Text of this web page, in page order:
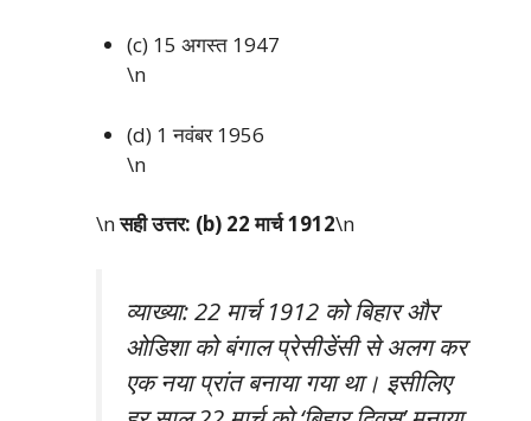
(c) 15 अगस्त 1947
\n
(d) 1 नवंबर 1956
\n
\nसही उत्तर: (b) 22 मार्च 1912\n
व्याख्या: 22 मार्च 1912 को बिहार और
ओडिशा को बंगाल प्रेसीडेंसी से अलग कर
एक नया प्रांत बनाया गया था। इसीलिए